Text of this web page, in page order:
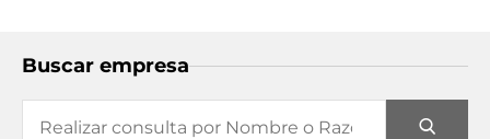
Buscar empresa